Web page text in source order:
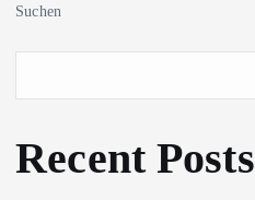
Suchen
Recent Posts